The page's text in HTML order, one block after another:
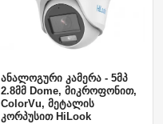
ანალოგური კამერა - 5მპ
2.8მმ Dome, მიკროფონით,
ColorVu, მეტალის
კორპუსით HiLook